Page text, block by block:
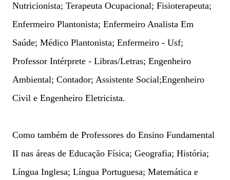
Nutricionista; Terapeuta Ocupacional; Fisioterapeuta;
Enfermeiro Plantonista; Enfermeiro Analista Em
Saúde; Médico Plantonista; Enfermeiro - Usf;
Professor Intérprete - Libras/Letras; Engenheiro
Ambiental; Contador; Assistente Social;Engenheiro
Civil e Engenheiro Eletricista.
Como também de Professores do Ensino Fundamental
II nas áreas de Educação Física; Geografia; História;
Língua Inglesa; Língua Portuguesa; Matemática e